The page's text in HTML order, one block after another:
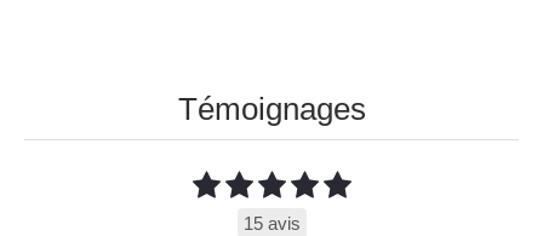
Témoignages
15 avis